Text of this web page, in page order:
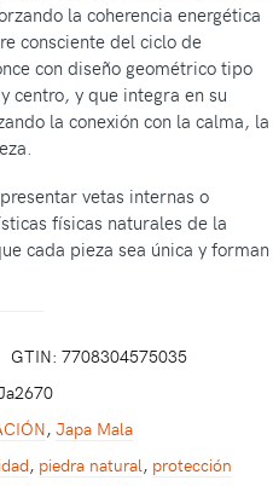
la coherencia energética
consciente del ciclo de
con diseño geométrico tipo
centro, y que integra en su
la conexión con la calma, la
vetas internas o
físicas naturales de la
cada pieza sea única y forman
GTIN: 7708304575035
, Japa Mala
, piedra natural, protección